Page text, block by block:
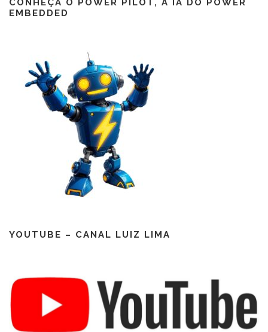
CONHEÇA O POWER PILOT, A IA DO POWER
EMBEDDED
YOUTUBE – CANAL LUIZ LIMA